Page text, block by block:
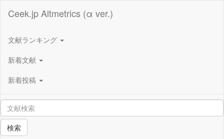
Ceek.jp Altmetrics (α ver.)
文献ランキング
新着文献
新着投稿
検索